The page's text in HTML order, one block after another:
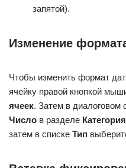
запятой).
Изменение
Чтобы изменить формат
ячейку правой кнопкой
ячеек. Затем в диалоговом
Число в разделе Категория
затем в списке Тип